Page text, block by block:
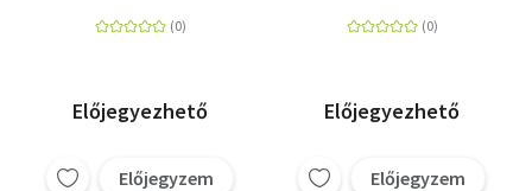
Előjegyezhető
Előjegyzem
Előjegyezhető
Előjegyzem